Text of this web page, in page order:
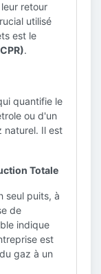
retour
utilisé
est le
.
quantifie le
ou d'un
naturel. Il est
Totale
seul puits, à
de
indique
est
gaz à un